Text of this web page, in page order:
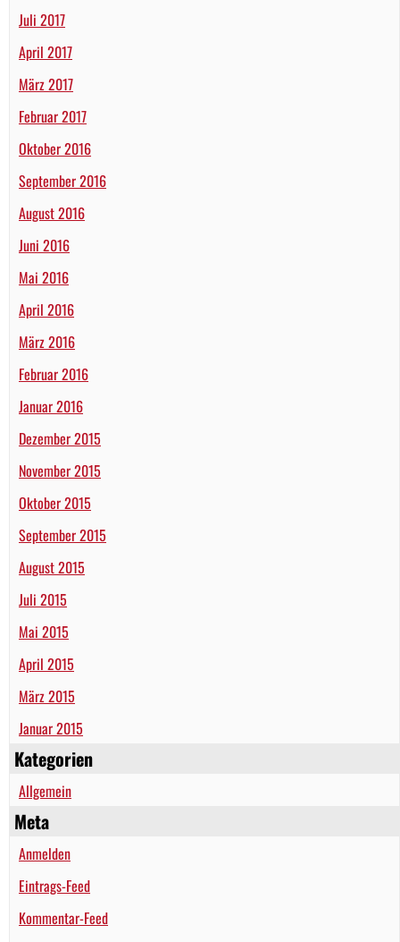
Juli 2017
April 2017
März 2017
Februar 2017
Oktober 2016
September 2016
August 2016
Juni 2016
Mai 2016
April 2016
März 2016
Februar 2016
Januar 2016
Dezember 2015
November 2015
Oktober 2015
September 2015
August 2015
Juli 2015
Mai 2015
April 2015
März 2015
Januar 2015
Kategorien
Allgemein
Meta
Anmelden
Eintrags-Feed
Kommentar-Feed